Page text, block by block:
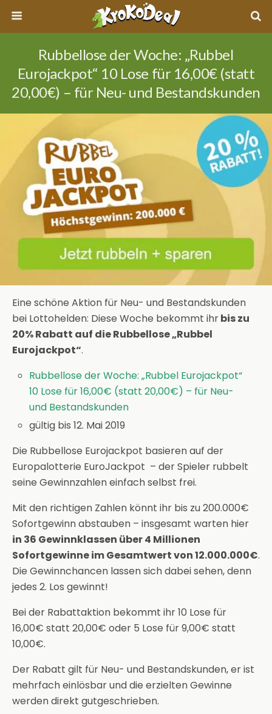
Rubbellose der Woche: „Rubbel
Eurojackpot“ 10 Lose für 16,00€ (statt
20,00€) – für Neu- und Bestandskunden
Eine schöne Aktion für Neu- und Bestandskunden
bei Lottohelden: Diese Woche bekommt ihrbis zu
20% Rabatt auf die Rubbellose „Rubbel
Eurojackpot“.
Rubbellose der Woche: „Rubbel Eurojackpot“
10 Lose für 16,00€ (statt 20,00€) – für Neu-
und Bestandskunden
gültig bis 12. Mai 2019
Die Rubbellose Eurojackpot basieren auf der
Europalotterie EuroJackpot – der Spieler rubbelt
seine Gewinnzahlen einfach selbst frei.
Mit den richtigen Zahlen könnt ihr bis zu 200.000€
Sofortgewinn abstauben – insgesamt warten hier
in 36 Gewinnklassen über 4 Millionen
Sofortgewinne im Gesamtwert von 12.000.000€.
Die Gewinnchancen lassen sich dabei sehen, denn
jedes 2. Los gewinnt!
Bei der Rabattaktion bekommt ihr 10 Lose für
16,00€ statt 20,00€ oder 5 Lose für 9,00€ statt
10,00€.
Der Rabatt gilt für Neu- und Bestandskunden, er ist
mehrfach einlösbar und die erzielten Gewinne
werden direkt gutgeschrieben.